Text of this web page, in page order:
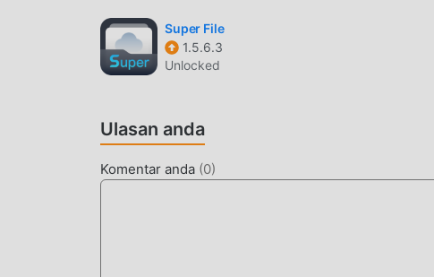
Super File
1.5.6.3
Unlocked
Ulasan anda
Komentar anda (0)